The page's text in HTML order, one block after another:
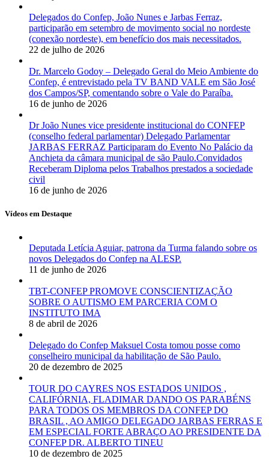
Delegados do Confep, João Nunes e Jarbas Ferraz,
participarão em setembro de movimento social no nordeste
(conexão nordeste), em benefício dos mais necessitados.
22 de julho de 2026
Dr. Marcelo Godoy – Delegado Geral do Meio Ambiente do
Confep, é entrevistado pela TV BAND VALE em São José
dos Campos/SP, comentando sobre o Vale do Paraíba.
16 de junho de 2026
Dr João Nunes vice presidente institucional do CONFEP
(conselho federal parlamentar) Delegado Parlamentar
JARBAS FERRAZ Participaram do Evento No Palácio da
Anchieta da câmara municipal de são Paulo.Convidados
Receberam Diploma pelos Trabalhos prestados a sociedade
civil
16 de junho de 2026
Vídeos em Destaque
Deputada Letícia Aguiar, patrona da Turma falando sobre os
novos Delegados do Confep na ALESP.
11 de junho de 2026
TBT-CONFEP PROMOVE CONSCIENTIZAÇÃO
SOBRE O AUTISMO EM PARCERIA COM O
INSTITUTO IMA
8 de abril de 2026
Delegado do Confep Maksuel Costa tomou posse como
conselheiro municipal da habilitação de São Paulo.
20 de dezembro de 2025
TOUR DO CAYRES NOS ESTADOS UNIDOS ,
CALIFÓRNIA, FLADIMAR DANDO OS PARABÉNS
PARA TODOS OS MEMBROS DA CONFEP DO
BRASIL , AO AMIGO DELEGADO JARBAS FERRAS E
EM ESPECIAL FORTE ABRAÇO AO PRESIDENTE DA
CONFEP DR. ALBERTO TINEU
10 de dezembro de 2025